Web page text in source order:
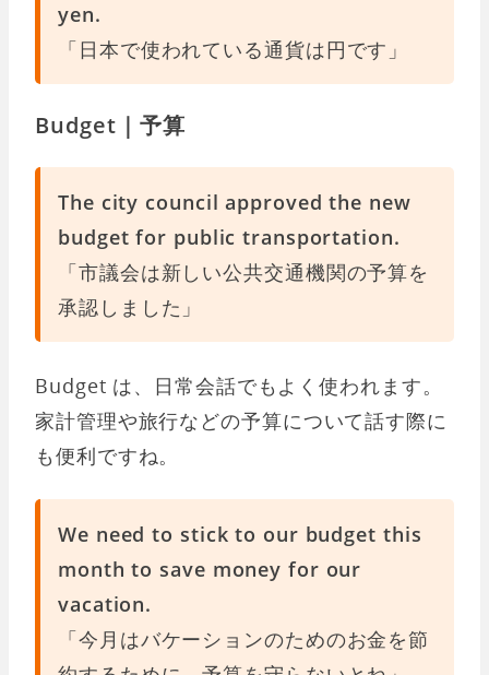
yen.
「日本で使われている通貨は円です」
Budget｜予算
The city council approved the new
budget for public transportation.
「市議会は新しい公共交通機関の予算を
承認しました」
Budget は、日常会話でもよく使われます。
家計管理や旅行などの予算について話す際に
も便利ですね。
We need to stick to our budget this
month to save money for our
vacation.
「今月はバケーションのためのお金を節